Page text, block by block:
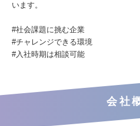
います。
#社会課題に挑む企業
#チャレンジできる環境
#入社時期は相談可能
会社